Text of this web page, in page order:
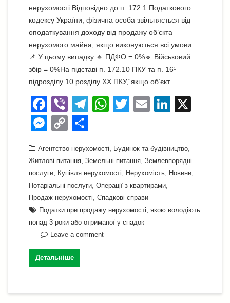
нерухомості Відповідно до п. 172.1 Податкового
кодексу України, фізична особа звільняється від
оподаткування доходу від продажу об’єкта
нерухомого майна, якщо виконуються всі умови:
📌 У цьому випадку:🔹 ПДФО = 0%🔹 Військовий
збір = 0%На підставі п. 172.10 ПКУ та п. 16¹
підрозділу 10 розділу XX ПКУ,“якщо об’єкт…
F
a
c
e
b
o
o
k
Vi
b
er
T
gr
a
m
W
s
A
p
p
T
er
E
Li
e
dI
M
ss
e
n
g
er
C
p
y
Li
n
k
ді
л
и
т
и
с
Агентство нерухомості Будинок та будівництво
Житлові питання Земельні питання Землевпорядні
послуги Купівля нерухомості Нерухомість Новини
Нотаріальні послуги Операції з квартирами
Продаж нерухомості Спадкові справи
Податки при продажу нерухомості якою володіють
понад 3 роки або отриманої у спадок
Leave a comment
Детальніше